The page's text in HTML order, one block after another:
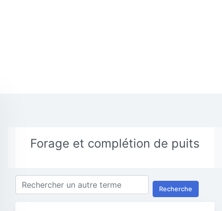
Forage et complétion de puits
Recherche